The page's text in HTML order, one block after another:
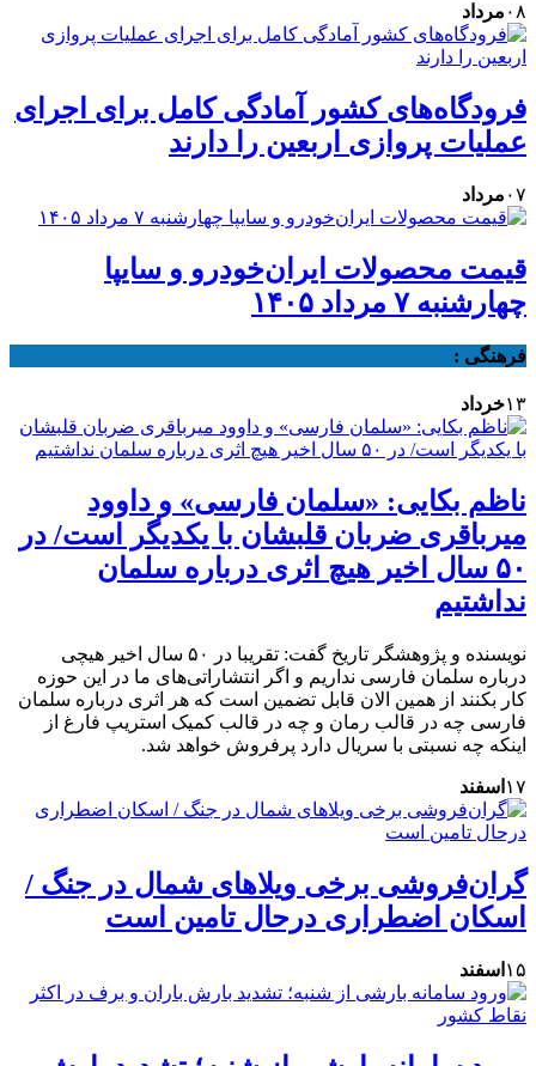
۰۸ مرداد
فرودگاه‌های کشور آمادگی کامل برای اجرای
عملیات پروازی اربعین را دارند
۰۷ مرداد
قیمت محصولات ایران‌خودرو و سایپا
چهارشنبه ۷ مرداد ۱۴۰۵
فرهنگی :
۱۳خرداد
ناظم بکایی: «سلمان فارسی» و داوود
میرباقری ضربان قلبشان با یکدیگر است/ در
۵۰ سال اخیر هیچ اثری درباره سلمان
نداشتیم
نویسنده و پژوهشگر تاریخ گفت: تقریبا در ۵۰ سال اخیر هیچی
درباره سلمان فارسی نداریم و اگر انتشاراتی‌های ما در این حوزه
کار بکنند از همین الان قابل تضمین است که هر اثری درباره سلمان
فارسی چه در قالب رمان و چه در قالب کمیک استریپ فارغ از
اینکه چه نسبتی با سریال دارد پرفروش خواهد شد.
۱۷ اسفند
گران‌فروشی برخی ویلاهای شمال در جنگ /
اسکان اضطراری درحال تامین است
۱۵ اسفند